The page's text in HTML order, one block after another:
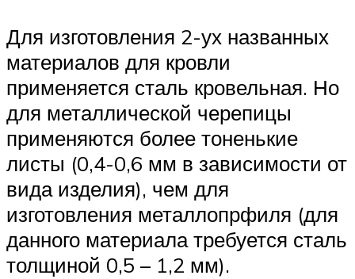
Для изготовления 2-ух названных
материалов для кровли
применяется сталь кровельная. Но
для металлической черепицы
применяются более тоненькие
листы (0,4-0,6 мм в зависимости от
вида изделия), чем для
изготовления металлопрфиля (для
данного материала требуется сталь
толщиной 0,5 – 1,2 мм).